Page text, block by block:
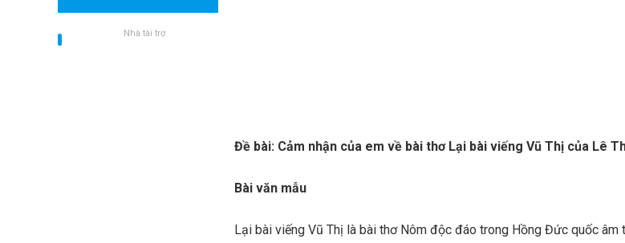
Nhà tài trợ
Đề bài: Cảm nhận của em về bài thơ Lại bài viếng Vũ Thị của Lê
Bài văn mẫu
Lại bài viếng Vũ Thị là bài thơ Nôm độc đáo trong Hồng Đức quốc